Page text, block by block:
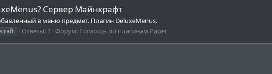
Сервер Майнкрафт
в меню предмет. Плагин DeluxeMenus.
Ответы: 1 Форум: Помощь по плагинам Paper